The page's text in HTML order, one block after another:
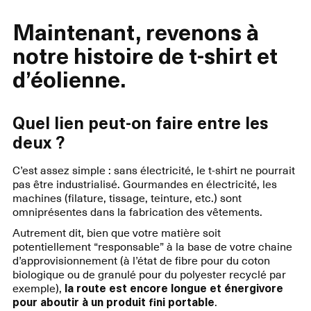
Maintenant, revenons à
notre histoire de t-shirt et
d’éolienne.
Quel lien peut-on faire entre les
deux ?
C’est assez simple : sans électricité, le t-shirt ne pourrait
pas être industrialisé. Gourmandes en électricité, les
machines (filature, tissage, teinture, etc.) sont
omniprésentes dans la fabrication des vêtements.
Autrement dit, bien que votre matière soit
potentiellement “responsable” à la base de votre chaine
d’approvisionnement (à l’état de fibre pour du coton
biologique ou de granulé pour du polyester recyclé par
exemple), la route est encore longue et énergivore
pour aboutir à un produit fini portable.